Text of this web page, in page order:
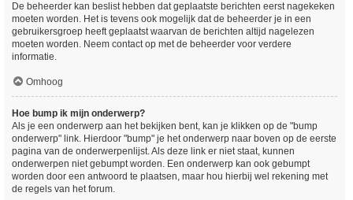
De beheerder kan beslist hebben dat geplaatste berichten eerst nagekeken
moeten worden. Het is tevens ook mogelijk dat de beheerder je in een
gebruikersgroep heeft geplaatst waarvan de berichten altijd nagelezen
moeten worden. Neem contact op met de beheerder voor verdere
informatie.
Omhoog
Hoe bump ik mijn onderwerp?
Als je een onderwerp aan het bekijken bent, kan je klikken op de "bump
onderwerp" link. Hierdoor "bump" je het onderwerp naar boven op de eerste
pagina van de onderwerpenlijst. Als deze link er niet staat, kunnen
onderwerpen niet gebumpt worden. Een onderwerp kan ook gebumpt
worden door een antwoord te plaatsen, maar hou hierbij wel rekening met
de regels van het forum.